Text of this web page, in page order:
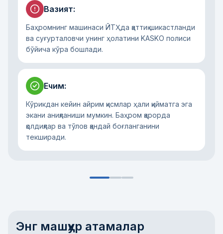
Вазият:
Баҳромнинг машинаси ЙТҲда қаттиқ шикастланди
ва суғурталовчи унинг ҳолатини KASKO полиси
бўйича кўра бошлади.
Ечим:
Кўрикдан кейин айрим қисмлар ҳали қийматга эга
экани аниқланиши мумкин. Баҳром қарорда
қолдиқлар ва тўлов қандай боғланганини
текширади.
Энг машҳур атамалар